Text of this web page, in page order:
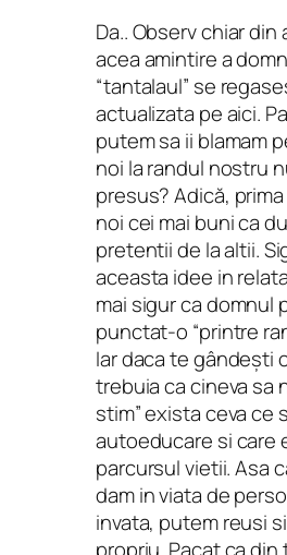
Da.. Observ chiar
acea amintire a
“tantalaul” se
actualizata pe aici.
putem sa ii blamam
noi la randul nostru
presus? Adică,
noi cei mai buni ca
pretentii de la altii.
aceasta idee in
mai sigur ca domnul
punctat-o “printre
Iar daca te gândești
trebuia ca cineva sa
stim” exista ceva ce
autoeducare si care
parcursul vietii. Asa
dam in viata de
invata, putem reusi
propriu. Pacat ca